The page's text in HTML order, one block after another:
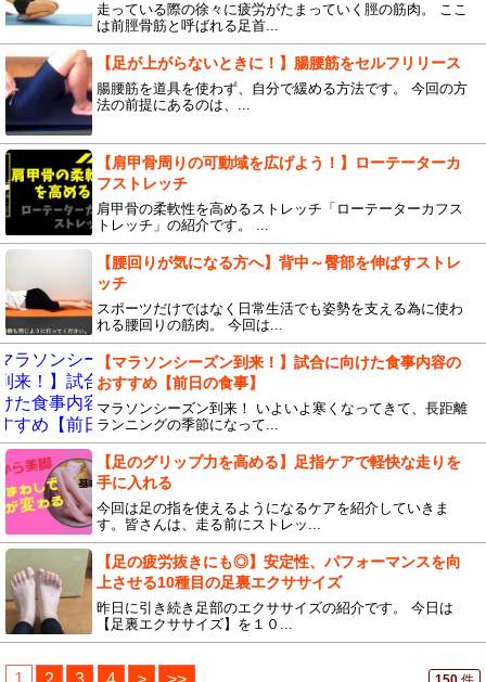
走っている際の徐々に疲労がたまっていく脛の筋肉。 ここ
は前脛骨筋と呼ばれる足首...
【足が上がらないときに！】腸腰筋をセルフリリース
腸腰筋を道具を使わず、自分で緩める方法です。 今回の方
法の前提にあるのは、...
【肩甲骨周りの可動域を広げよう！】ローテーターカ
フストレッチ
肩甲骨の柔軟性を高めるストレッチ「ローテーターカフス
トレッチ」の紹介です。 ...
【腰回りが気になる方へ】背中～臀部を伸ばすストレ
ッチ
スポーツだけではなく日常生活でも姿勢を支える為に使わ
れる腰回りの筋肉。 今回は...
【マラソンシーズン到来！】試合に向けた食事内容の
おすすめ【前日の食事】
マラソンシーズン到来！ いよいよ寒くなってきて、長距離
ランニングの季節になって...
【足のグリップ力を高める】足指ケアで軽快な走りを
手に入れる
今回は足の指を使えるようになるケアを紹介していきま
す。皆さんは、走る前にストレッ...
【足の疲労抜きにも◎】安定性、パフォーマンスを向
上させる10種目の足裏エクササイズ
昨日に引き続き足部のエクササイズの紹介です。 今日は
【足裏エクササイズ】を１０...